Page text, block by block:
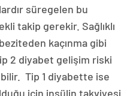
süregelen bu
takip gerekir. Sağlıklı
kaçınma gibi
2 diyabet gelişim riski
Tip 1 diyabette ise
için insülin takviyesi